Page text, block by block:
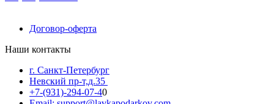
Договор-оферта
Наши контакты
г. Санкт-Петербург
Невский пр-т,д.35
+7-(931)-294-07-40